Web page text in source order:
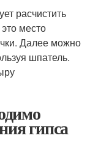
расчистить
место
Далее можно
шпатель.
гипса